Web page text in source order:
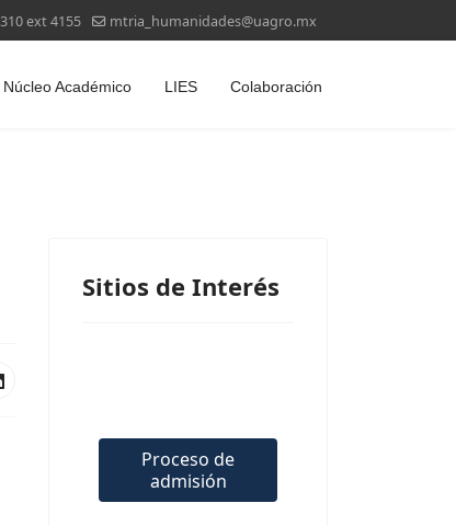
ext 4155 mtria_humanidades@uagro.mx
Núcleo Académico LIES Colaboración
Sitios de Interés
Proceso de
admisión